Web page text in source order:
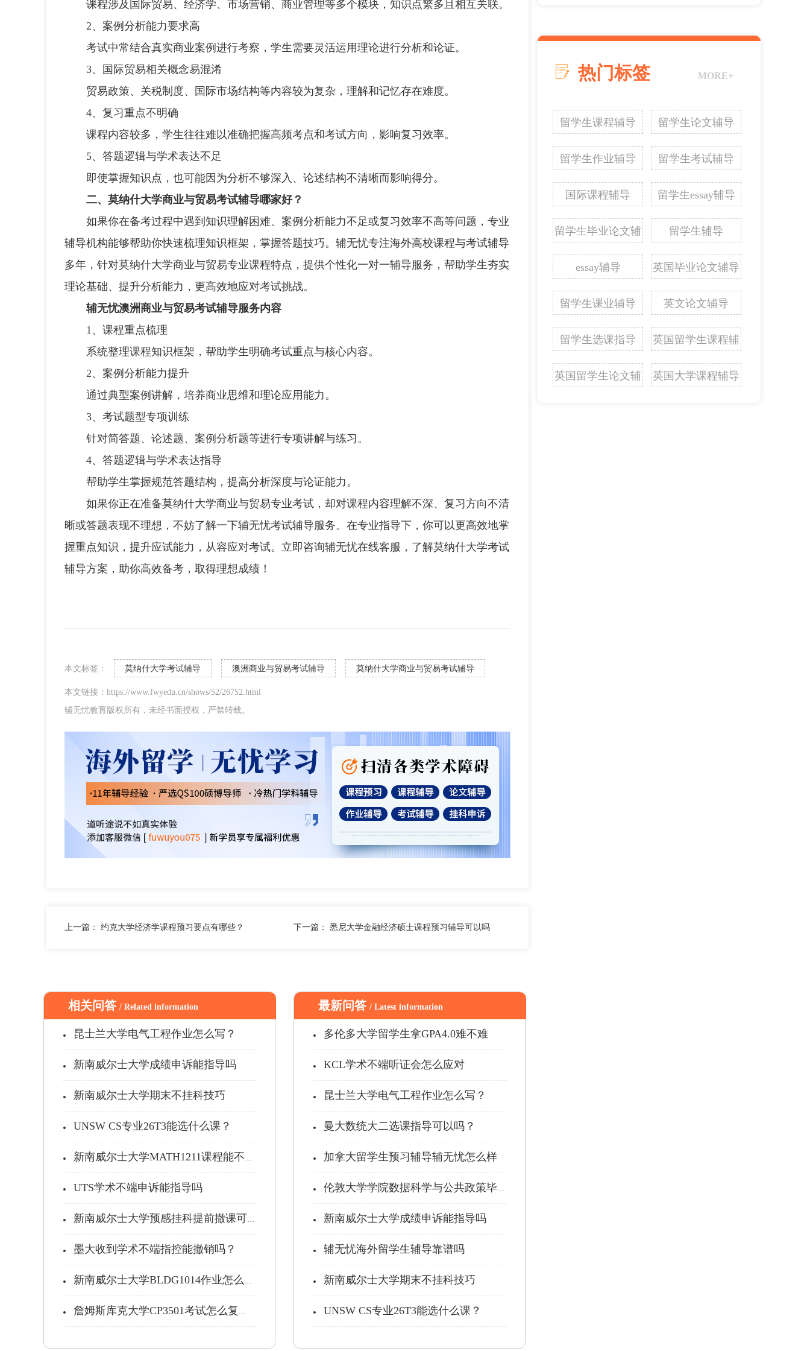
课程涉及国际贸易、经济学、市场营销、商业管理等多个模块，知识点繁多且相互关联。
2、案例分析能力要求高
考试中常结合真实商业案例进行考察，学生需要灵活运用理论进行分析和论证。
3、国际贸易相关概念易混淆
贸易政策、关税制度、国际市场结构等内容较为复杂，理解和记忆存在难度。
4、复习重点不明确
课程内容较多，学生往往难以准确把握高频考点和考试方向，影响复习效率。
5、答题逻辑与学术表达不足
即使掌握知识点，也可能因为分析不够深入、论述结构不清晰而影响得分。
二、莫纳什大学商业与贸易考试辅导哪家好？
如果你在备考过程中遇到知识理解困难、案例分析能力不足或复习效率不高等问题，专业
辅导机构能够帮助你快速梳理知识框架，掌握答题技巧。辅无忧专注海外高校课程与考试辅导
多年，针对莫纳什大学商业与贸易专业课程特点，提供个性化一对一辅导服务，帮助学生夯实
理论基础、提升分析能力，更高效地应对考试挑战。
辅无忧澳洲商业与贸易考试辅导服务内容
1、课程重点梳理
系统整理课程知识框架，帮助学生明确考试重点与核心内容。
2、案例分析能力提升
通过典型案例讲解，培养商业思维和理论应用能力。
3、考试题型专项训练
针对简答题、论述题、案例分析题等进行专项讲解与练习。
4、答题逻辑与学术表达指导
帮助学生掌握规范答题结构，提高分析深度与论证能力。
如果你正在准备莫纳什大学商业与贸易专业考试，却对课程内容理解不深、复习方向不清
晰或答题表现不理想，不妨了解一下辅无忧考试辅导服务。在专业指导下，你可以更高效地掌
握重点知识，提升应试能力，从容应对考试。立即咨询辅无忧在线客服，了解莫纳什大学考试
辅导方案，助你高效备考，取得理想成绩！
本文标签： 莫纳什大学考试辅导 澳洲商业与贸易考试辅导 莫纳什大学商业与贸易考试辅导
本文链接：https://www.fwyedu.cn/shows/52/26752.html
辅无忧教育版权所有，未经书面授权，严禁转载。
上一篇： 约克大学经济学课程预习要点有哪些？ 下一篇： 悉尼大学金融经济硕士课程预习辅导可以吗
相关问答 / Related information
昆士兰大学电气工程作业怎么写？
新南威尔士大学成绩申诉能指导吗
新南威尔士大学期末不挂科技巧
UNSW CS专业26T3能选什么课？
新南威尔士大学MATH1211课程能不能...
UTS学术不端申诉能指导吗
新南威尔士大学预感挂科提前撤课可以吗...
墨大收到学术不端指控能撤销吗？
新南威尔士大学BLDG1014作业怎么写...
詹姆斯库克大学CP3501考试怎么复习不...
最新问答 / Latest information
多伦多大学留学生拿GPA4.0难不难
KCL学术不端听证会怎么应对
昆士兰大学电气工程作业怎么写？
曼大数统大二选课指导可以吗？
加拿大留学生预习辅导辅无忧怎么样
伦敦大学学院数据科学与公共政策毕业论...
新南威尔士大学成绩申诉能指导吗
辅无忧海外留学生辅导靠谱吗
新南威尔士大学期末不挂科技巧
UNSW CS专业26T3能选什么课？
热门标签 MORE+
留学生课程辅导 留学生论文辅导
留学生作业辅导 留学生考试辅导
国际课程辅导 留学生essay辅导
留学生毕业论文辅
导
留学生辅导
essay辅导 英国毕业论文辅导
留学生课业辅导 英文论文辅导
留学生选课指导
英国留学生课程辅
导
英国留学生论文辅
英国大学课程辅导